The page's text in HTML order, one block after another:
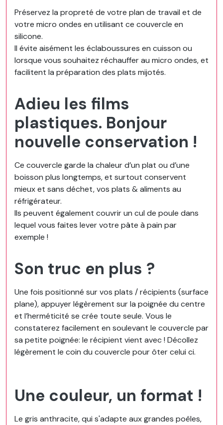
Préservez la propreté de votre plan de travail et de
votre micro ondes en utilisant ce couvercle en
silicone.
Il évite aisément les éclaboussures en cuisson ou
lorsque vous souhaitez réchauffer au micro ondes, et
facilitent la préparation des plats mijotés.
Adieu les films
plastiques. Bonjour
nouvelle conservation !
Ce couvercle garde la chaleur d’un plat ou d’une
boisson plus longtemps, et surtout conservent
mieux et sans déchet, vos plats & aliments au
réfrigérateur.
Ils peuvent également couvrir un cul de poule dans
lequel vous faites lever votre pâte à pain par
exemple !
Son truc en plus ?
Une fois positionné sur vos plats / récipients (surface
plane), appuyer légèrement sur la poignée du centre
et l’herméticité se crée toute seule. Vous le
constaterez facilement en soulevant le couvercle par
sa petite poignée: le récipient vient avec ! Décollez
légèrement le coin du couvercle pour ôter celui ci.
Une couleur, un format !
Le gris anthracite, qui s'adapte aux grandes poêles,